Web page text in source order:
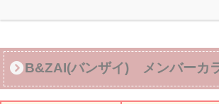
B&ZAI(バンザイ) メンバーカ